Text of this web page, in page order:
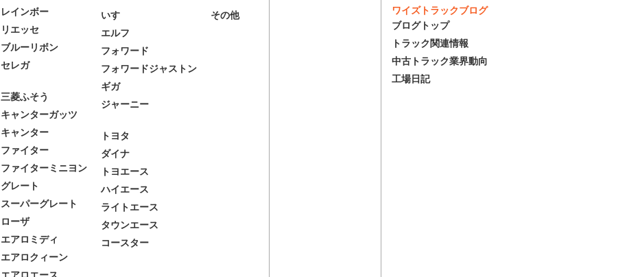
レインボー
リエッセ
ブルーリボン
セレガ
三菱ふそう
キャンターガッツ
キャンター
ファイター
ファイターミニヨン
グレート
スーパーグレート
ローザ
エアロミディ
エアロクィーン
エアロエース
いすゞ
エルフ
フォワード
フォワードジャストン
ギガ
ジャーニー
トヨタ
ダイナ
トヨエース
ハイエース
ライトエース
タウンエース
コースター
その他
ワイズトラックブログ
ブログトップ
トラック関連情報
中古トラック業界動向
工場日記